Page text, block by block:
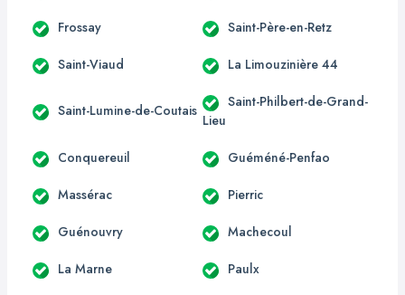
Frossay Saint-Père-en-Retz
Saint-Viaud La Limouzinière 44
Saint-Lumine-de-Coutais
Saint-Philbert-de-Grand-
Lieu
Conquereuil Guéméné-Penfao
Massérac Pierric
Guénouvry Machecoul
La Marne Paulx